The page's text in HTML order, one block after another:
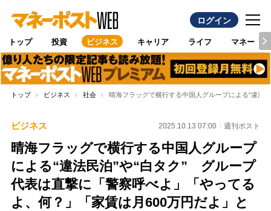
ログイン
トップ 投資 ビジネス キャリア ライフ マネー
トップ ビジネス 社会 晴海フラッグで横行する中国人グループによる“違法
ビジネス 2025.10.13 07:00 週刊ポスト
晴海フラッグで横行する中国人グループ
による“違法民泊”や“白タク” グループ
代表は直撃に「警察呼べよ」「やってる
よ、何？」「家賃は月600万円だよ」と